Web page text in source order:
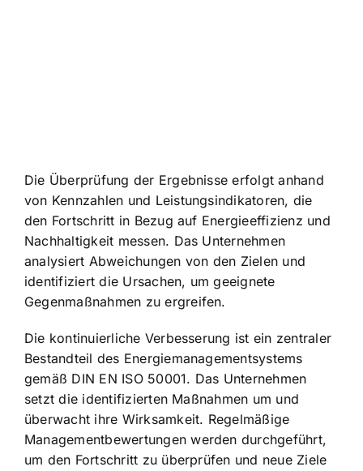
Die Überprüfung der Ergebnisse erfolgt anhand
von Kennzahlen und Leistungsindikatoren, die
den Fortschritt in Bezug auf Energieeffizienz und
Nachhaltigkeit messen. Das Unternehmen
analysiert Abweichungen von den Zielen und
identifiziert die Ursachen, um geeignete
Gegenmaßnahmen zu ergreifen.
Die kontinuierliche Verbesserung ist ein zentraler
Bestandteil des Energiemanagementsystems
gemäß DIN EN ISO 50001. Das Unternehmen
setzt die identifizierten Maßnahmen um und
überwacht ihre Wirksamkeit. Regelmäßige
Managementbewertungen werden durchgeführt,
um den Fortschritt zu überprüfen und neue Ziele